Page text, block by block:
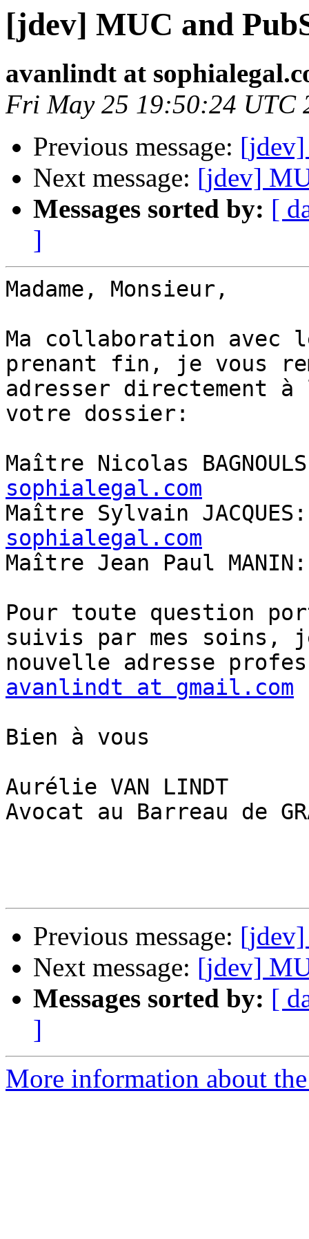
[jdev] MUC and
avanlindt at
Fri May 25 19:50:24 UTC
Previous message: [jdev]
Next message: [jdev]
Messages sorted by: [
]
Madame, Monsieur,
Ma collaboration avec le
prenant fin, je vous
adresser directement
votre dossier:
Maître Nicolas
sophialegal.com
Maître Sylvain
sophialegal.com
Maître Jean Paul
Pour toute question
suivis par mes soins,
avanlindt at gmail.com
Bien à vous
Aurélie VAN LINDT
Avocat au Barreau de
Previous message: [jdev]
Next message: [jdev]
Messages sorted by: [
]
More information about